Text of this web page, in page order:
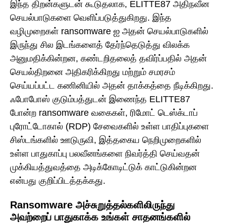
இந்த திறன்களுடன் கூடுதலாக, ELITTE87 அதிநவீன
செயல்பாடுகளை வெளிப்படுத்துகிறது. இந்த
வழிமுறைகள் ransomware ஐ அதன் செயல்பாடுகளில்
இருந்து சில இடங்களைத் தேர்ந்தெடுத்து விலக்க
அனுமதிக்கின்றன, கண்டறிதலைத் தவிர்ப்பதில் அதன்
செயல்திறனை அதிகரிக்கிறது மற்றும் சமரசம்
செய்யப்பட்ட கணினியில் அதன் தாக்கத்தை நீடிக்கிறது.
ஃபோபோஸ் குடும்பத்துடன் இணைந்த ELITTE87
போன்ற ransomware வகைகள், ரிமோட் டெஸ்க்டாப்
புரோட்டோகால் (RDP) சேவைகளில் உள்ள பாதிப்புகளை
சிஸ்டங்களில் ஊடுருவி, இத்தகைய நெறிமுறைகளில்
உள்ள பாதுகாப்பு பலவீனங்களை நிவர்த்தி செய்வதன்
முக்கியத்துவத்தை அடிக்கோடிட்டுக் காட்டுகின்றன
என்பது குறிப்பிடத்தக்கது.
Ransomware அச்சுறுத்தல்களிலிருந்து
அவற்றைப் பாதுகாக்க உங்கள் சாதனங்களில்